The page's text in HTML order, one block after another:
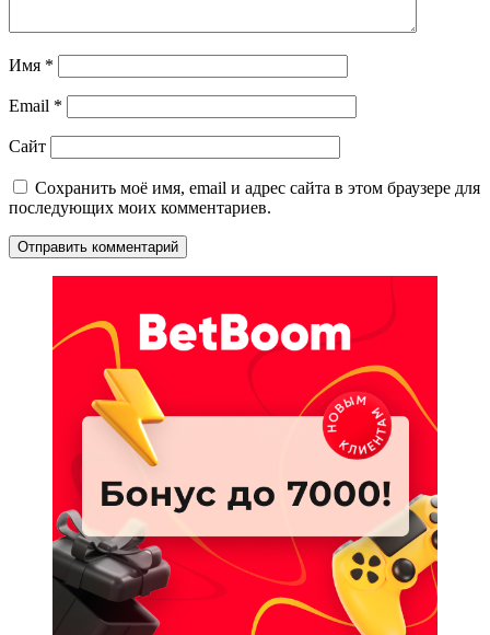
Имя *
Email *
Сайт
Сохранить моё имя, email и адрес сайта в этом браузере для
последующих моих комментариев.